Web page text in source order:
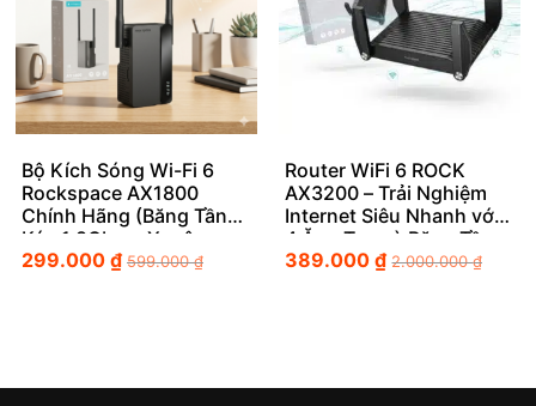
Bộ Kích Sóng Wi-Fi 6
Rockspace AX1800
Chính Hãng (Băng Tần
Kép 1.8Gbps, Xuyên
Tường Mạnh Mẽ)
299.000 ₫ 599.000₫
Router WiFi 6 ROCK
AX3200 – Trải Nghiệm
Internet Siêu Nhanh với
4 Ăng Ten và Băng Tần
2.4G & 5G
389.000₫ 2.000.000₫